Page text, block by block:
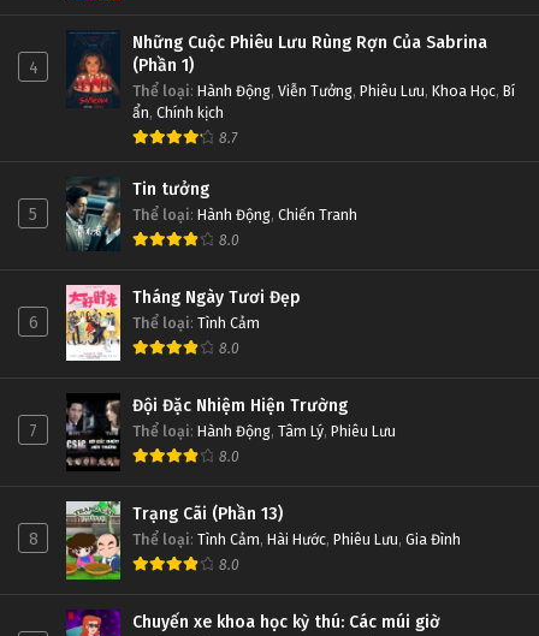
4
Những Cuộc Phiêu Lưu Rùng Rợn Của Sabrina
(Phần 1)
Thể loại: Hành Động, Viễn Tưởng, Phiêu Lưu, Khoa Học, Bí
ẩn, Chính kịch
8.7
5
Tin tưởng
Thể loại: Hành Động, Chiến Tranh
8.0
6
Tháng Ngày Tươi Đẹp
Thể loại: Tình Cảm
8.0
7
Đội Đặc Nhiệm Hiện Trường
Thể loại: Hành Động, Tâm Lý, Phiêu Lưu
8.0
8
Trạng Cãi (Phần 13)
Thể loại: Tình Cảm, Hài Hước, Phiêu Lưu, Gia Đình
8.0
Chuyến xe khoa học kỳ thú: Các múi giờ